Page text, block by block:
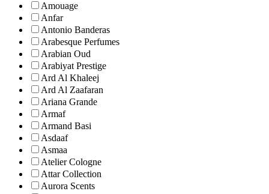
Amouage
Anfar
Antonio Banderas
Arabesque Perfumes
Arabian Oud
Arabiyat Prestige
Ard Al Khaleej
Ard Al Zaafaran
Ariana Grande
Armaf
Armand Basi
Asdaaf
Asmaa
Atelier Cologne
Attar Collection
Aurora Scents